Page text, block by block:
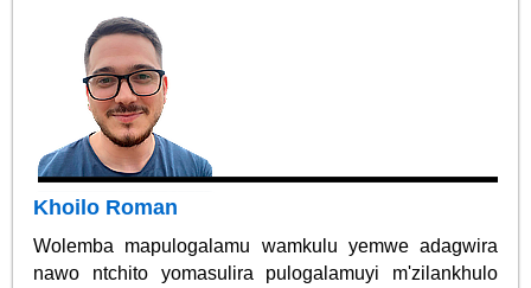
Khoilo Roman
Wolemba mapulogalamu wamkulu yemwe adagwira
nawo ntchito yomasulira pulogalamuyi m'zilankhulo